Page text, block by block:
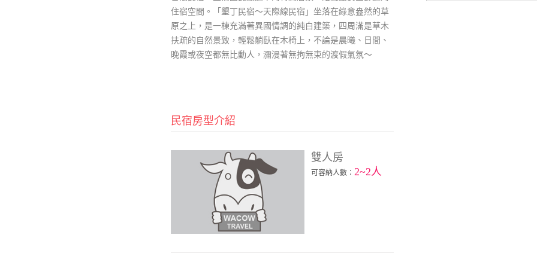
住宿空間。「墾丁民宿～天際線民宿」坐落在綠意盎然的草
原之上，是一棟充滿著異國情調的純白建築，四周滿是草木
扶疏的自然景致，輕鬆躺臥在木椅上，不論是晨曦、日間、
晚霞或夜空都無比動人，瀰漫著無拘無束的渡假氣氛～
民宿房型介紹
雙人房
可容納人數： 2~2人